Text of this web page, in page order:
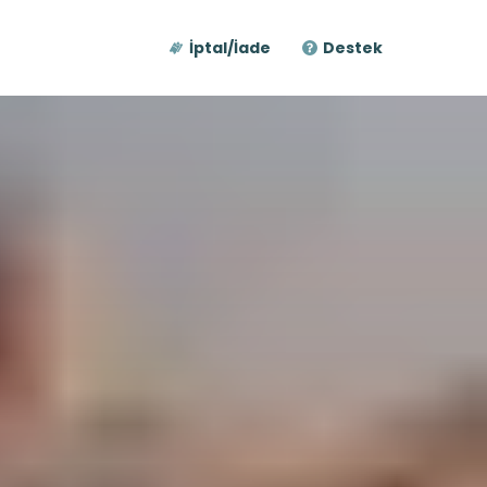
İptal/İade Destek